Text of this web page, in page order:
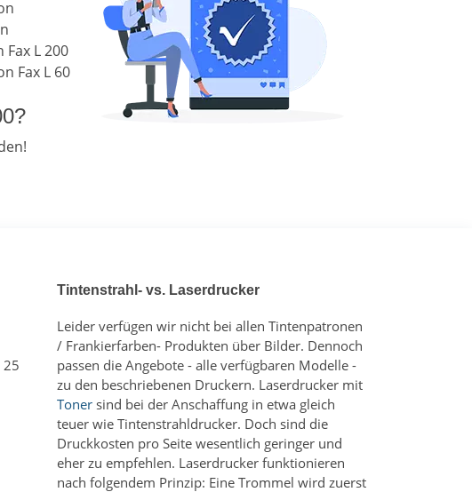
Fax L 200
Fax L 60
25
Tintenstrahl- vs. Laserdrucker
Leider verfügen wir nicht bei allen Tintenpatronen
/ Frankierfarben- Produkten über Bilder. Dennoch
passen die Angebote - alle verfügbaren Modelle -
zu den beschriebenen Druckern. Laserdrucker mit
Toner sind bei der Anschaffung in etwa gleich
teuer wie Tintenstrahldrucker. Doch sind die
Druckkosten pro Seite wesentlich geringer und
eher zu empfehlen. Laserdrucker funktionieren
nach folgendem Prinzip: Eine Trommel wird zuerst